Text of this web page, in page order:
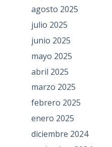
agosto 2025
julio 2025
junio 2025
mayo 2025
abril 2025
marzo 2025
febrero 2025
enero 2025
diciembre 2024